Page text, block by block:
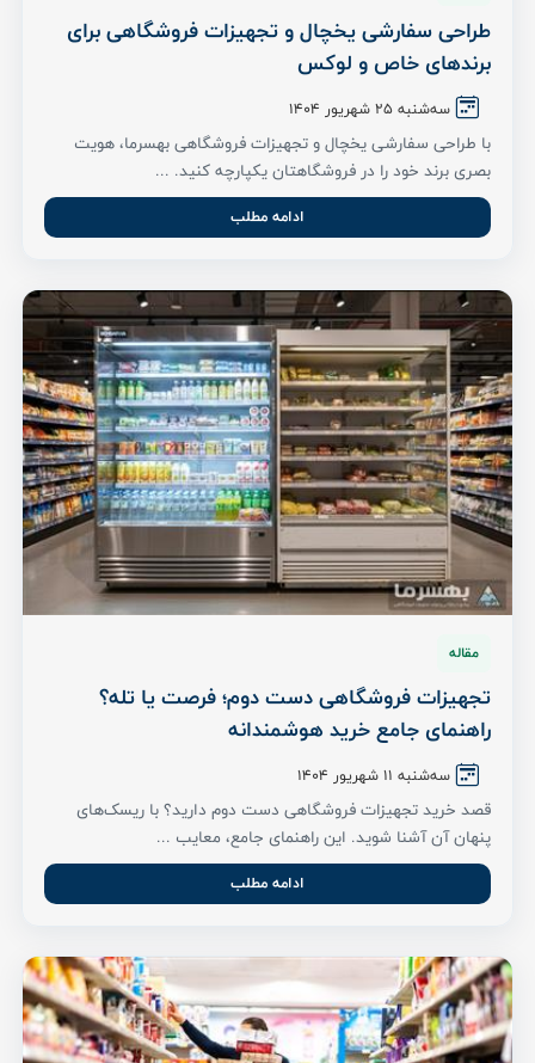
طراحی سفارشی یخچال و تجهیزات فروشگاهی برای
برندهای خاص و لوکس
سه‌شنبه 25 شهریور ۱۴۰۴
با طراحی سفارشی یخچال و تجهیزات فروشگاهی بهسرما، هویت
بصری برند خود را در فروشگاهتان یکپارچه کنید. ...
ادامه مطلب
مقاله
تجهیزات فروشگاهی دست دوم؛ فرصت یا تله؟
راهنمای جامع خرید هوشمندانه
سه‌شنبه 11 شهریور ۱۴۰۴
قصد خرید تجهیزات فروشگاهی دست دوم دارید؟ با ریسک‌های
پنهان آن آشنا شوید. این راهنمای جامع، معایب ...
ادامه مطلب